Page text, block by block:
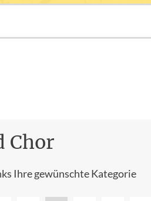
Chor
Ihre gewünschte Kategorie